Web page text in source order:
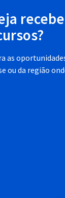
as
ou da região